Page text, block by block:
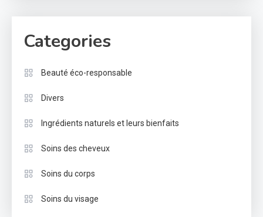
Categories
Beauté éco-responsable
Divers
Ingrédients naturels et leurs bienfaits
Soins des cheveux
Soins du corps
Soins du visage